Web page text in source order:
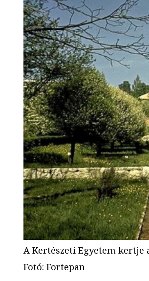
A Kertészeti Egyetem kertje
Fotó: Fortepan